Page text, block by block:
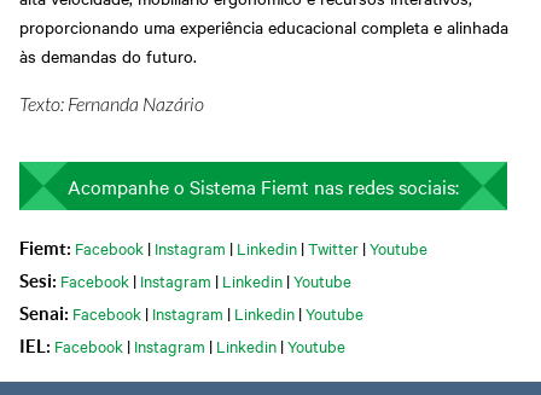
proporcionando uma experiência educacional completa e alinhada
às demandas do futuro.
Texto: Fernanda Nazário
Acompanhe o Sistema Fiemt nas redes sociais:
Fiemt: Facebook | Instagram | Linkedin |Twitter |Youtube
Sesi: Facebook | Instagram | Linkedin |Youtube
Senai: Facebook | Instagram | Linkedin |Youtube
IEL: Facebook | Instagram | Linkedin |Youtube